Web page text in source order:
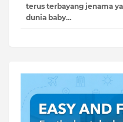
terus terbayang jenama
dunia baby…